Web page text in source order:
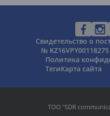
Свидетельство о
№
Политика
ТегиКарта сайта
ТОО "SDR